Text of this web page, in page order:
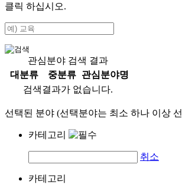
클릭 하십시오.
관심분야 검색 결과
대분류
중분류
관심분야명
검색결과가 없습니다.
선택된 분야 (선택분야는 최소 하나 이상
카테고리
취소
카테고리